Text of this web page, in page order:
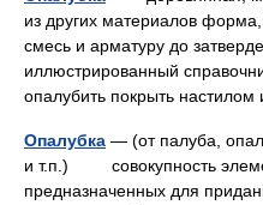
из других материалов
смесь и арматуру до
иллюстрированный
опалубить покрыть
Опалубка — (от палуба,
и т.п.) совокупность
предназначенных для